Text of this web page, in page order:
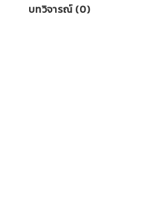
บทวิจารณ์ (0)